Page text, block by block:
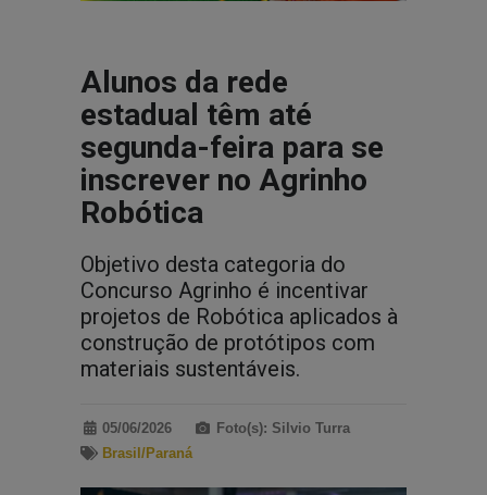
Alunos da rede
estadual têm até
segunda-feira para se
inscrever no Agrinho
Robótica
Objetivo desta categoria do
Concurso Agrinho é incentivar
projetos de Robótica aplicados à
construção de protótipos com
materiais sustentáveis.
05/06/2026
Foto(s): Silvio Turra
Brasil/Paraná